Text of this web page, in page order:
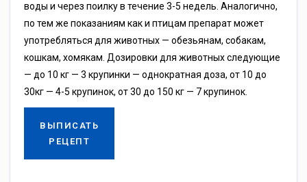
воды и через поилку в течение 3-5 недель. Аналогично,
по тем же показаниям как и птицам препарат может
употребляться для животных — обезьянам, собакам,
кошкам, хомякам. Дозировки для животных следующие
— до 10 кг — 3 крупинки — однократная доза, от 10 до
30кг — 4-5 крупинок, от 30 до 150 кг — 7 крупинок.
ВЫПИСАТЬ
РЕЦЕПТ